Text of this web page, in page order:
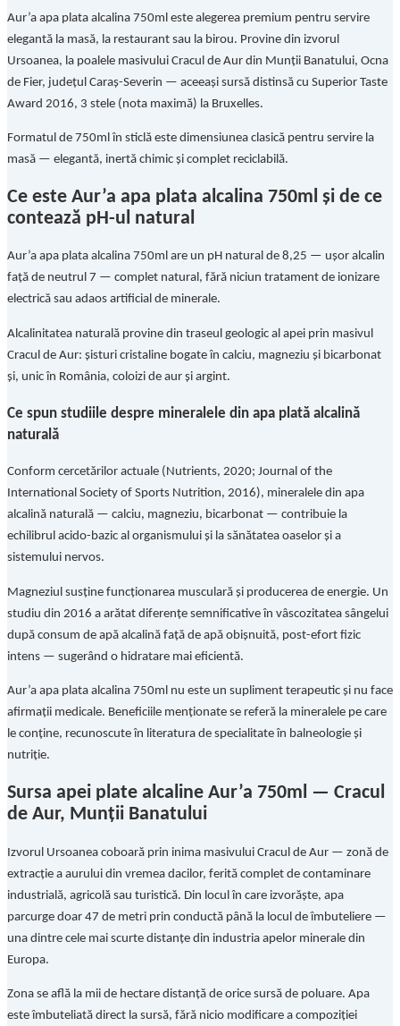
Aur’a apa plata alcalina 750ml este alegerea premium pentru servire
elegantă la masă, la restaurant sau la birou. Provine din izvorul
Ursoanea, la poalele masivului Cracul de Aur din Munții Banatului, Ocna
de Fier, județul Caraș-Severin — aceeași sursă distinsă cu Superior Taste
Award 2016, 3 stele (nota maximă) la Bruxelles.
Formatul de 750ml în sticlă este dimensiunea clasică pentru servire la
masă — elegantă, inertă chimic și complet reciclabilă.
Ce este Aur’a apa plata alcalina 750ml și de ce
contează pH-ul natural
Aur’a apa plata alcalina 750ml are un pH natural de 8,25 — ușor alcalin
față de neutrul 7 — complet natural, fără niciun tratament de ionizare
electrică sau adaos artificial de minerale.
Alcalinitatea naturală provine din traseul geologic al apei prin masivul
Cracul de Aur: șisturi cristaline bogate în calciu, magneziu și bicarbonat
și, unic în România, coloizi de aur și argint.
Ce spun studiile despre mineralele din apa plată alcalină
naturală
Conform cercetărilor actuale (Nutrients, 2020; Journal of the
International Society of Sports Nutrition, 2016), mineralele din apa
alcalină naturală — calciu, magneziu, bicarbonat — contribuie la
echilibrul acido-bazic al organismului și la sănătatea oaselor și a
sistemului nervos.
Magneziul susține funcționarea musculară și producerea de energie. Un
studiu din 2016 a arătat diferențe semnificative în vâscozitatea sângelui
după consum de apă alcalină față de apă obișnuită, post-efort fizic
intens — sugerând o hidratare mai eficientă.
Aur’a apa plata alcalina 750ml nu este un supliment terapeutic și nu face
afirmații medicale. Beneficiile menționate se referă la mineralele pe care
le conține, recunoscute în literatura de specialitate în balneologie și
nutriție.
Sursa apei plate alcaline Aur’a 750ml — Cracul
de Aur, Munții Banatului
Izvorul Ursoanea coboară prin inima masivului Cracul de Aur — zonă de
extracție a aurului din vremea dacilor, ferită complet de contaminare
industrială, agricolă sau turistică. Din locul în care izvorăște, apa
parcurge doar 47 de metri prin conductă până la locul de îmbuteliere —
una dintre cele mai scurte distanțe din industria apelor minerale din
Europa.
Zona se află la mii de hectare distanță de orice sursă de poluare. Apa
este îmbuteliată direct la sursă, fără nicio modificare a compoziției